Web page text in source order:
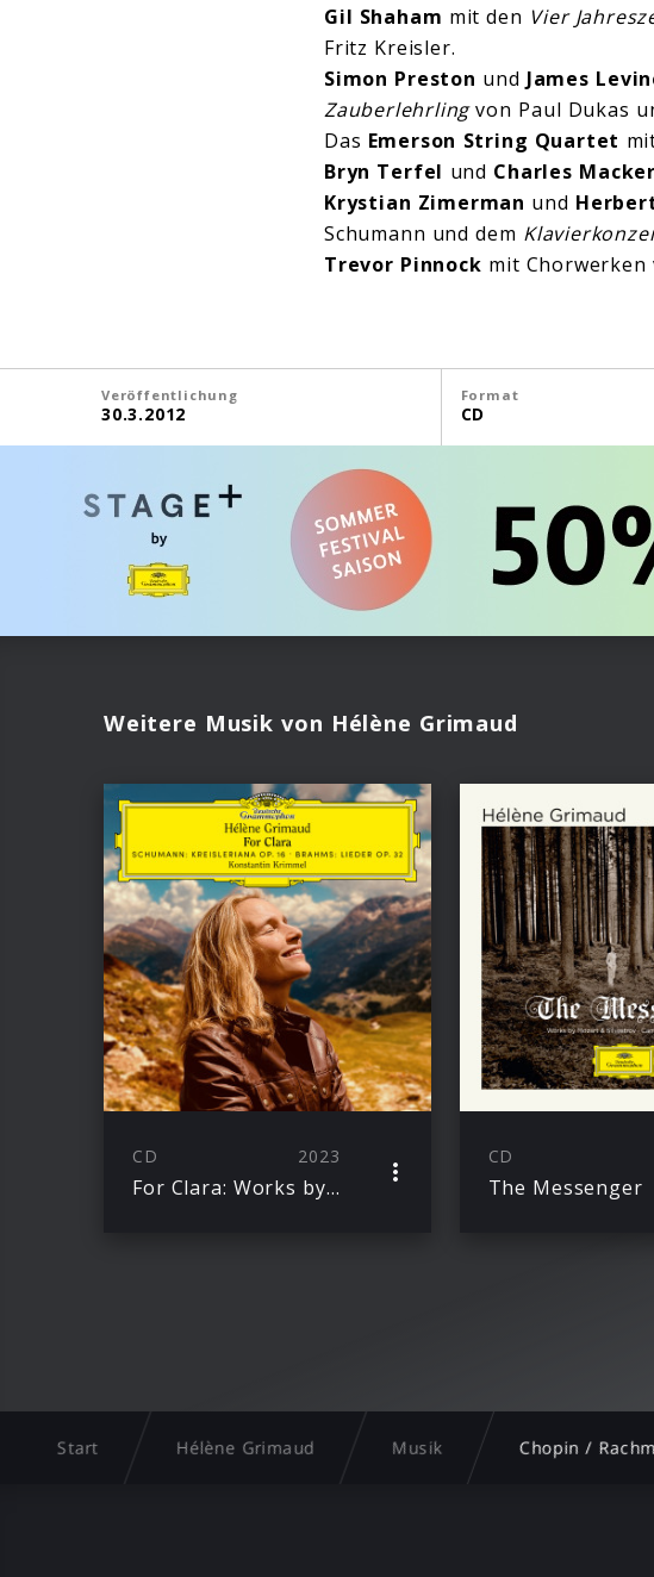
Gil Shaham mit den Vier
Fritz Kreisler.
Simon Preston und James
Zauberlehrlingvon Paul Dukas
Das Emerson String Quartet
Bryn Terfel und Charles
Krystian Zimerman und
Schumann und dem
Trevor Pinnock mit Chorwerken
Veröffentlichung
30.3.2012
Format
CD
Weitere Musik von Hélène Grimaud
CD 2023
For Clara: Works by Schumann & Brahms
CD
The Messenger
Start Hélène Grimaud Musik Chopin /